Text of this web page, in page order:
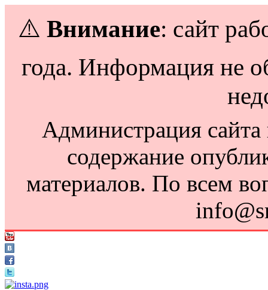
⚠️ Внимание: сайт
года. Информация не
Администрация сайта
содержание
материалов. По всем